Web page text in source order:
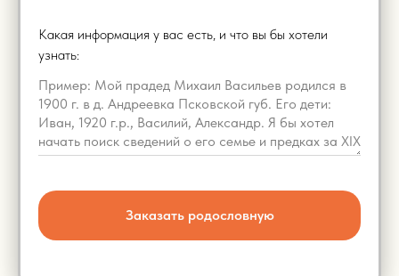
Какая информация у вас есть, и что вы бы хотели
узнать:
Заказать родословную